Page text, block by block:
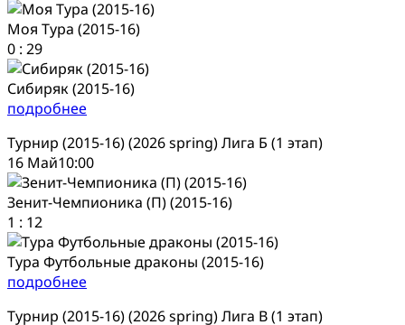
Моя Тура (2015-16)
0 : 29
Сибиряк (2015-16)
подробнее
Турнир (2015-16) (2026 spring) Лига Б (1 этап)
16 Май10:00
Зенит-Чемпионика (П) (2015-16)
1 : 12
Тура Футбольные драконы (2015-16)
подробнее
Турнир (2015-16) (2026 spring) Лига В (1 этап)